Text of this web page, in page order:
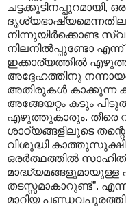
ചട്ടക്കൂടിനപ്പുറമായി,
നിന്നുയിർക്കൊണ്ട
നിലനിൽ‌പ്പുണ്ടോ എന്ന്
ഇക്കാര്യത്തിൽ
അദ്ദേഹത്തിനു
അതിരുകൾ കാക്കുന്ന
അങ്ങേയറ്റം കടും
എഴുത്തുകാരും. തീരെ
ശാഠ്യങ്ങളിലൂടെ
വിശുദ്ധി
ഒരർത്ഥത്തിൽ
തടസ്സമാകാറുണ്ട്”.
മാറിയ